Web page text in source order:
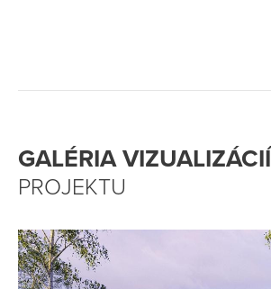
GALÉRIA VIZUALIZÁCIÍ
PROJEKTU